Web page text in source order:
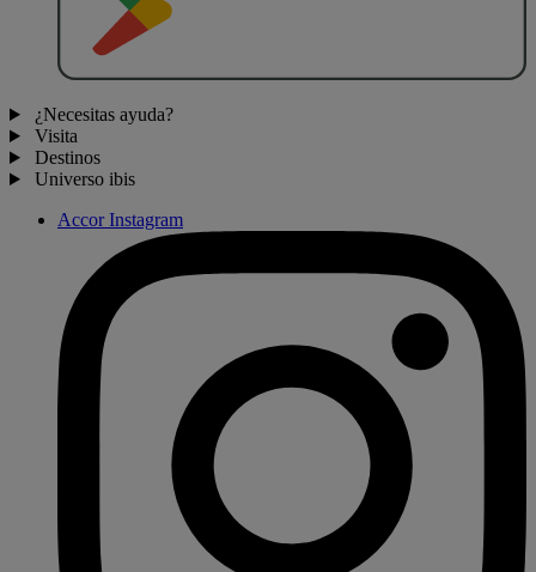
¿Necesitas ayuda?
Visita
Destinos
Universo ibis
Accor Instagram